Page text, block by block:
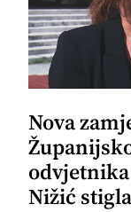
Nova
Nižić